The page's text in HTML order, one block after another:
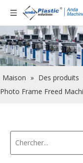
Maison » Des produits
Photo Frame Freed